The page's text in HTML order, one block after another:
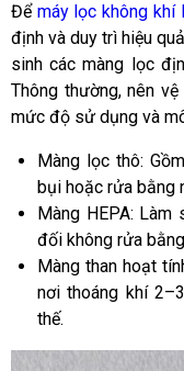
Để máy lọc không khí
định và duy trì hiệu
sinh các màng lọc
Thông thường, nên
mức độ sử dụng và
Màng lọc thô:
bụi hoặc rửa bằng
Màng HEPA:
đối không rửa
Màng than hoạt
nơi thoáng khí
thế.